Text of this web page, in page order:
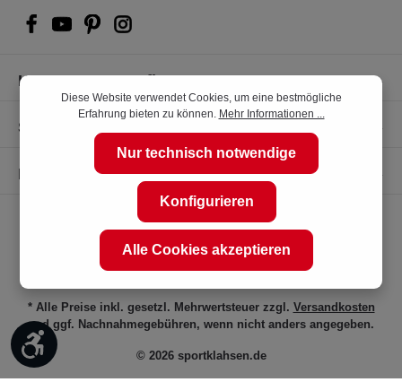
Kompetente Kaufberatung
Shop Service
Informationen
© 2026 sportklahsen.de
* Alle Preise inkl. gesetzl. Mehrwertsteuer zzgl. Versandkosten
und ggf. Nachnahmegebühren, wenn nicht anders angegeben.
Werkzeugleiste anzeigen
Diese Website verwendet Cookies, um eine bestmögliche
Erfahrung bieten zu können. Mehr Informationen ...
Nur technisch notwendige
Konfigurieren
Alle Cookies akzeptieren